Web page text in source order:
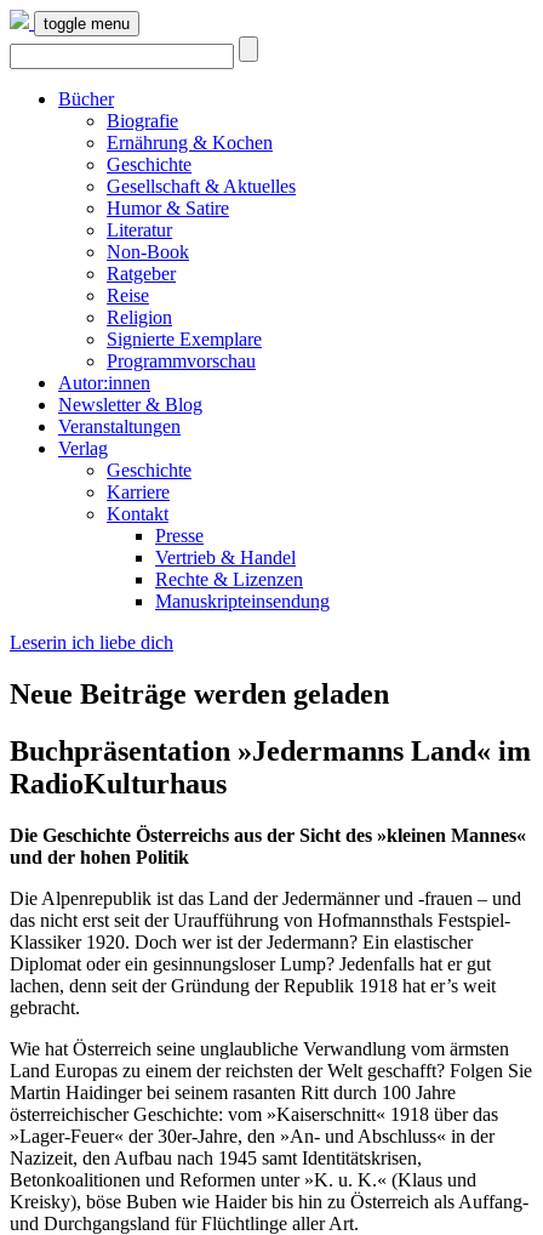
toggle menu
Bücher
Biografie
Ernährung & Kochen
Geschichte
Gesellschaft & Aktuelles
Humor & Satire
Literatur
Non-Book
Ratgeber
Reise
Religion
Signierte Exemplare
Programmvorschau
Autor:innen
Newsletter & Blog
Veranstaltungen
Verlag
Geschichte
Karriere
Kontakt
Presse
Vertrieb & Handel
Rechte & Lizenzen
Manuskripteinsendung
Leserin ich liebe dich
Neue Beiträge werden geladen
Buchpräsentation »Jedermanns Land« im
RadioKulturhaus
Die Geschichte Österreichs aus der Sicht des »kleinen Mannes«
und der hohen Politik
Die Alpenrepublik ist das Land der Jedermänner und -frauen – und
das nicht erst seit der Uraufführung von Hofmannsthals Festspiel-
Klassiker 1920. Doch wer ist der Jedermann? Ein elastischer
Diplomat oder ein gesinnungsloser Lump? Jedenfalls hat er gut
lachen, denn seit der Gründung der Republik 1918 hat er’s weit
gebracht.
Wie hat Österreich seine unglaubliche Verwandlung vom ärmsten
Land Europas zu einem der reichsten der Welt geschafft? Folgen Sie
Martin Haidinger bei seinem rasanten Ritt durch 100 Jahre
österreichischer Geschichte: vom »Kaiserschnitt« 1918 über das
»Lager-Feuer« der 30er-Jahre, den »An- und Abschluss« in der
Nazizeit, den Aufbau nach 1945 samt Identitätskrisen,
Betonkoalitionen und Reformen unter »K. u. K.« (Klaus und
Kreisky), böse Buben wie Haider bis hin zu Österreich als Auffang-
und Durchgangsland für Flüchtlinge aller Art.